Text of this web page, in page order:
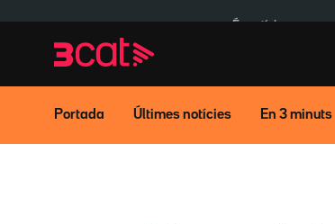
navegació
principal
contingut
És notícia:
Portada Últimes notícies En 3 minuts